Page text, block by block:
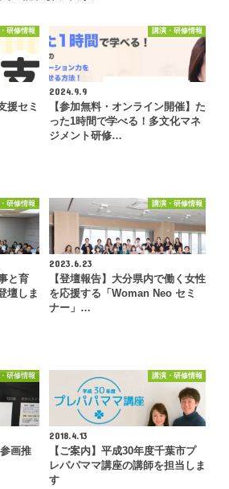
研修情報
援セミ
講演・研修情報
2024.9.9
【参加無料・オンライン開催】た
った1時間で学べる！多文化マネ
ジメント研修…
研修情報
と育
壇しま
講演・研修情報
2023.6.23
【登壇報告】大分県内で働く女性
を応援する「Woman Neo セミ
ナー」…
研修情報
画推
講演・研修情報
2018.4.13
【ご案内】平成30年度千葉市プ
レパパママ講座の講師を担当しま
す